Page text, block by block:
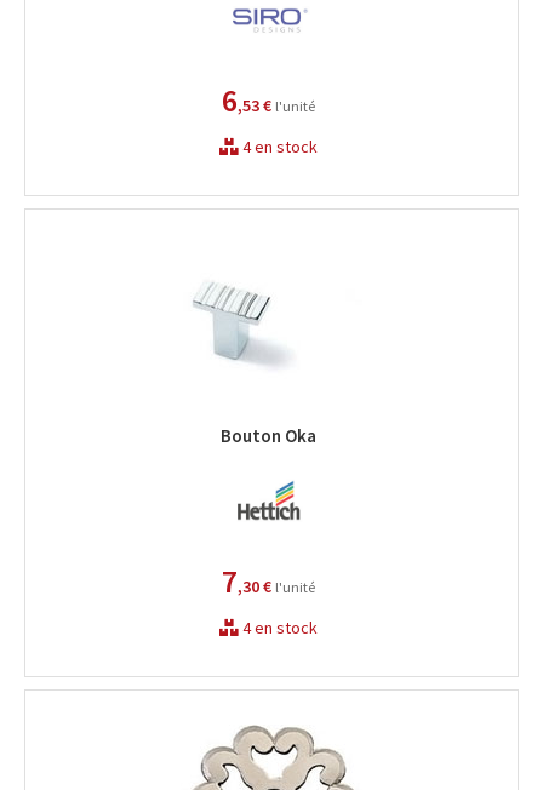
6,53 € l'unité
4 en stock
Bouton Oka
7,30 € l'unité
4 en stock